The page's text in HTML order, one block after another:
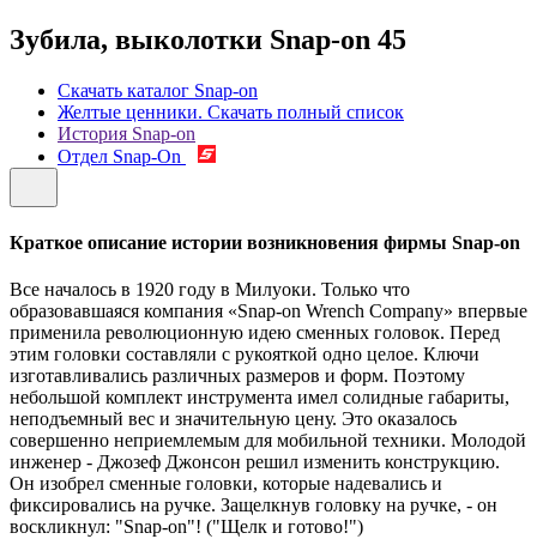
Зубила, выколотки Snap-on 45
Скачать каталог Snap-on
Желтые ценники. Скачать полный список
История Snap-on
Отдел Snap-On
Краткое описание истории возникновения фирмы Snap-on
Все началось в 1920 году в Милуоки. Только что
образовавшаяся компания «Snap-on Wrench Company» впервые
применила революционную идею сменных головок. Перед
этим головки составляли с рукояткой одно целое. Ключи
изготавливались различных размеров и форм. Поэтому
небольшой комплект инструмента имел солидные габариты,
неподъемный вес и значительную цену. Это оказалось
совершенно неприемлемым для мобильной техники. Молодой
инженер - Джозеф Джонсон решил изменить конструкцию.
Он изобрел сменные головки, которые надевались и
фиксировались на ручке. Защелкнув головку на ручке, - он
воскликнул: "Snap-on"! ("Щелк и готово!")